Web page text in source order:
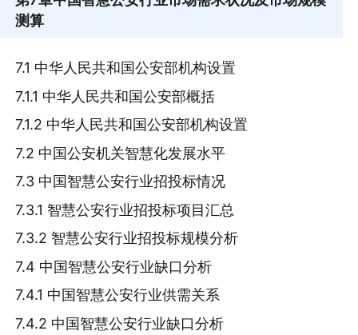
测算
7.1 中华人民共和国公安部机构设置
7.1.1 中华人民共和国公安部概括
7.1.2 中华人民共和国公安部机构设置
7.2 中国公安机关智慧化发展水平
7.3 中国智慧公安行业招投标情况
7.3.1 智慧公安行业招投标项目汇总
7.3.2 智慧公安行业招投标规模分析
7.4 中国智慧公安行业缺口分析
7.4.1 中国智慧公安行业供需关系
7.4.2 中国智慧公安行业缺口分析